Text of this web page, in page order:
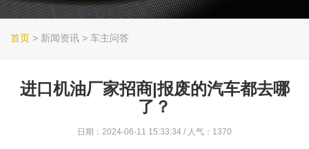
首页 > 新闻资讯 > 车主问答
进口机油厂家招商|报废的汽车都去哪
了？
日期：2024-06-11 15:33:34 / 人气：1370